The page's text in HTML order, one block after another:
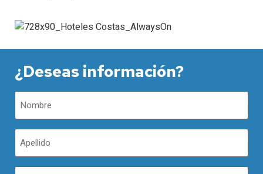
¿Deseas información?
Nombre
(Obligatorio)
Apellidos
(Obligatorio)
Email